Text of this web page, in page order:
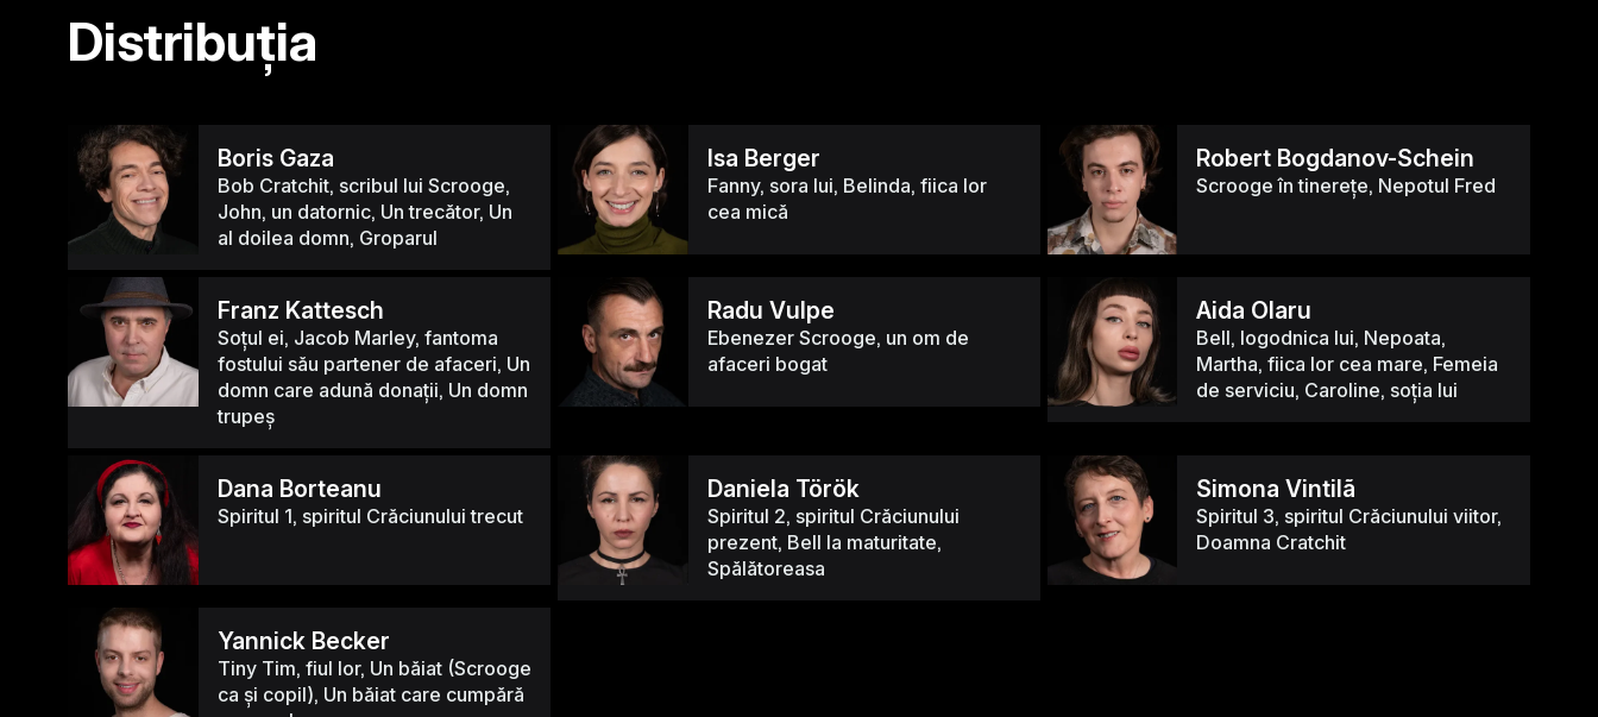
Distribuția
Boris Gaza
Bob Cratchit, scribul lui Scrooge,
John, un datornic, Un trecător, Un
al doilea domn, Groparul
Isa Berger
Fanny, sora lui, Belinda, fiica lor
cea mică
Robert Bogdanov-Schein
Scrooge în tinerețe, Nepotul Fred
Franz Kattesch
Soțul ei, Jacob Marley, fantoma
fostului său partener de afaceri, Un
domn care adună donații, Un domn
trupeș
Radu Vulpe
Ebenezer Scrooge, un om de
afaceri bogat
Aida Olaru
Bell, logodnica lui, Nepoata,
Martha, fiica lor cea mare, Femeia
de serviciu, Caroline, soția lui
Dana Borteanu
Spiritul 1, spiritul Crăciunului trecut
Daniela Török
Spiritul 2, spiritul Crăciunului
prezent, Bell la maturitate,
Spălătoreasa
Simona Vintilã
Spiritul 3, spiritul Crăciunului viitor,
Doamna Cratchit
Yannick Becker
Tiny Tim, fiul lor, Un băiat (Scrooge
ca și copil), Un băiat care cumpără